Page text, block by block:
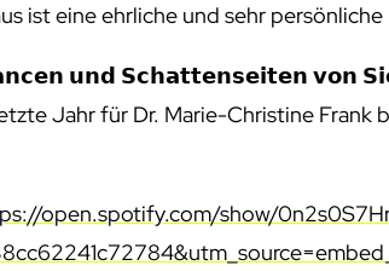
ist eine ehrliche und sehr
𝘂𝗻𝗱 𝗦𝗰𝗵𝗮𝘁𝘁𝗲𝗻𝘀𝗲𝗶𝘁𝗲𝗻 𝘃𝗼𝗻
Jahr für Dr. Marie-Christine
open.spotify.com/show/